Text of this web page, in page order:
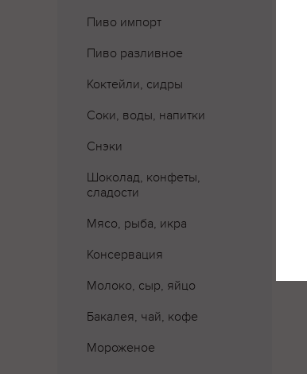
Пиво импорт
Пиво разливное
Коктейли, сидры
Соки, воды, напитки
Снэки
Шоколад, конфеты,
сладости
Мясо, рыба, икра
Консервация
Молоко, сыр, яйцо
Бакалея, чай, кофе
Мороженое